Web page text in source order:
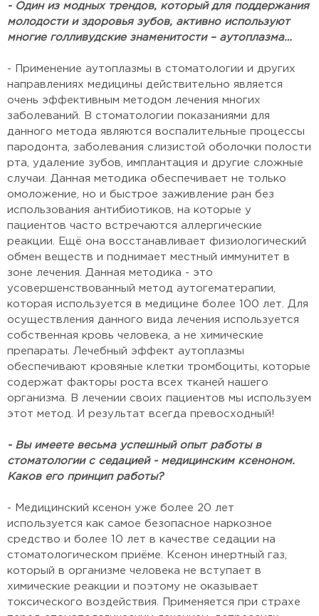
- Один из модных трендов, который для поддержания
молодости и здоровья зубов, активно используют
многие голливудские знаменитости – аутоплазма…
- Применение аутоплазмы в стоматологии и других
направлениях медицины действительно является
очень эффективным методом лечения многих
заболеваний. В стоматологии показаниями для
данного метода являются воспалительные процессы
пародонта, заболевания слизистой оболочки полости
рта, удаление зубов, имплантация и другие сложные
случаи. Данная методика обеспечивает не только
омоложение, но и быстрое заживление ран без
использования антибиотиков, на которые у
пациентов часто встречаются аллергические
реакции. Ещё она восстанавливает физиологический
обмен веществ и поднимает местный иммунитет в
зоне лечения. Данная методика - это
усовершенствованный метод аутогематерапии,
которая используется в медицине более 100 лет. Для
осуществления данного вида лечения используется
собственная кровь человека, а не химические
препараты. Лечебный эффект аутоплазмы
обеспечивают кровяные клетки тромбоциты, которые
содержат факторы роста всех тканей нашего
организма. В лечении своих пациентов мы используем
этот метод. И результат всегда превосходный!
- Вы имеете весьма успешный опыт работы в
стоматологии с седацией - медицинским ксеноном.
Каков его принцип работы?
- Медицинский ксенон уже более 20 лет
используется как самое безопасное наркозное
средство и более 10 лет в качестве седации на
стоматологическом приёме. Ксенон инертный газ,
который в организме человека не вступает в
химические реакции и поэтому не оказывает
токсического воздействия. Применяется при страхе